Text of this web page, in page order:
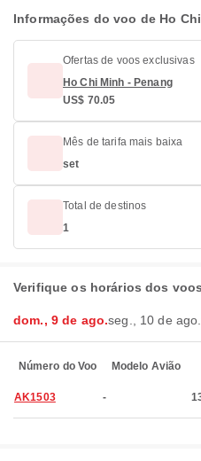
Informações do voo de Ho
Ofertas de voos exclusivas
Ho Chi Minh - Penang
US$ 70.05
Mês de tarifa mais baixa
set
Total de destinos
1
Verifique os horários dos
dom., 9 de ago.seg., 10 de ago.
Número do Voo Modelo Avião
AK1503 -